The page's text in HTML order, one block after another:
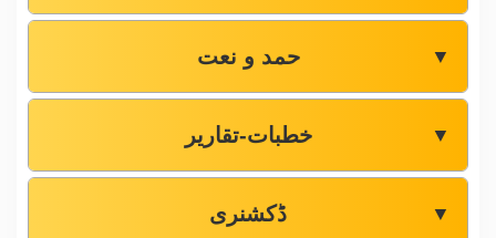
حمد و نعت ▼
خطبات-تقاریر ▼
ڈکشنری ▼